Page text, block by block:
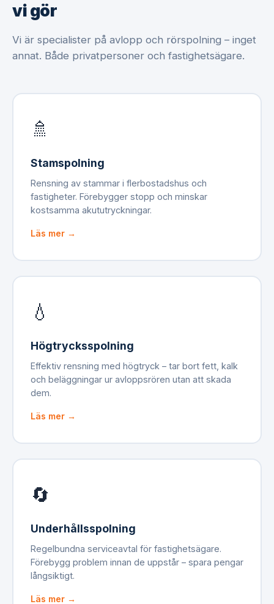
vi gör
Vi är specialister på avlopp och rörspolning – inget
annat. Både privatpersoner och fastighetsägare.
🚿
Stamspolning
Rensning av stammar i flerbostadshus och
fastigheter. Förebygger stopp och minskar
kostsamma akututryckningar.
Läs mer →
💧
Högtrycksspolning
Effektiv rensning med högtryck – tar bort fett, kalk
och beläggningar ur avloppsrören utan att skada
dem.
Läs mer →
🔄
Underhållsspolning
Regelbundna serviceavtal för fastighetsägare.
Förebygg problem innan de uppstår – spara pengar
långsiktigt.
Läs mer →